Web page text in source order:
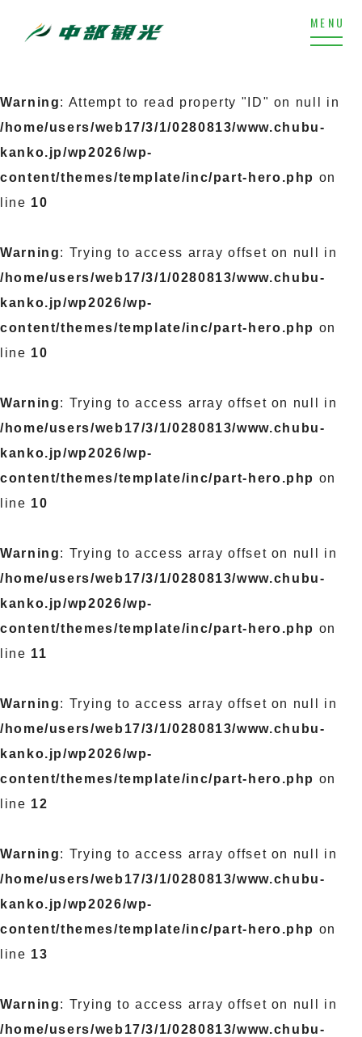
Warning: Attempt to read property "ID" on null in
/home/users/web17/3/1/0280813/www.chubu-
kanko.jp/wp2026/wp-
content/themes/template/inc/part-hero.php on
line 10
Warning: Trying to access array offset on null in
/home/users/web17/3/1/0280813/www.chubu-
kanko.jp/wp2026/wp-
content/themes/template/inc/part-hero.php on
line 10
Warning: Trying to access array offset on null in
/home/users/web17/3/1/0280813/www.chubu-
kanko.jp/wp2026/wp-
content/themes/template/inc/part-hero.php on
line 10
Warning: Trying to access array offset on null in
/home/users/web17/3/1/0280813/www.chubu-
kanko.jp/wp2026/wp-
content/themes/template/inc/part-hero.php on
line 11
Warning: Trying to access array offset on null in
/home/users/web17/3/1/0280813/www.chubu-
kanko.jp/wp2026/wp-
content/themes/template/inc/part-hero.php on
line 12
Warning: Trying to access array offset on null in
/home/users/web17/3/1/0280813/www.chubu-
kanko.jp/wp2026/wp-
content/themes/template/inc/part-hero.php on
line 13
Warning: Trying to access array offset on null in
/home/users/web17/3/1/0280813/www.chubu-